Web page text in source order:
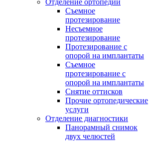
Отделение ортопедии
Съемное
протезирование
Несъемное
протезирование
Протезирование с
опорой на имплантаты
Съемное
протезирование с
опорой на имплантаты
Снятие оттисков
Прочие ортопедические
услуги
Отделение диагностики
Панорамный снимок
двух челюстей